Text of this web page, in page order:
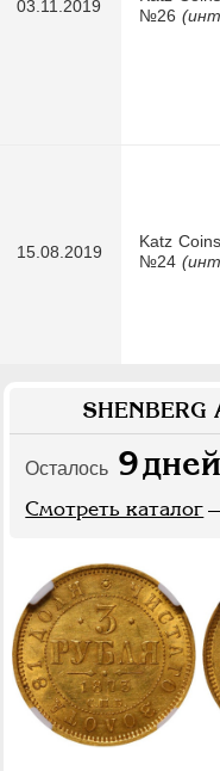
03.11.2019
№26
15.08.2019
Katz
№24
SHENBERG
Осталось 9дней
Смотреть каталог